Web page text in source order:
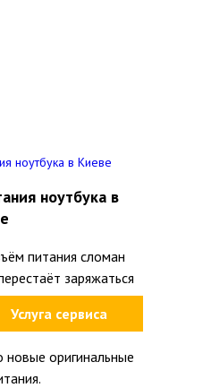
Услуга сервиса
ноутбука в
питания сломан
заряжаться
при шевелении
оригинальные